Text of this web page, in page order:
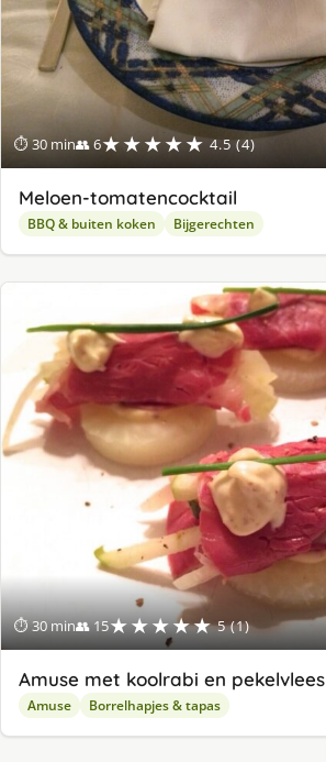
⏱ 30 min👥 6★★★★★ 4.5 (4)
Meloen-tomatencocktail
BBQ & buiten koken Bijgerechten
⏱ 30 min👥 15★★★★★ 5 (1)
Amuse met koolrabi en pekelvlees
Amuse Borrelhapjes & tapas